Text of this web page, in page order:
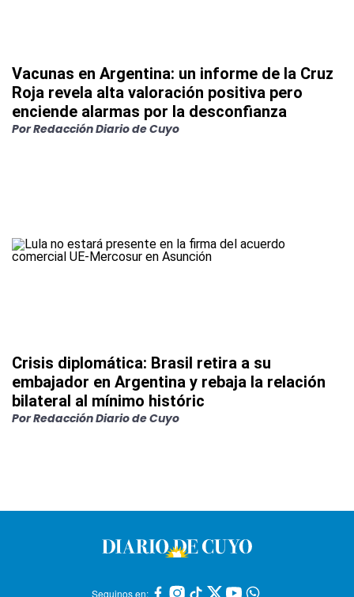
Vacunas en Argentina: un informe de la Cruz
Roja revela alta valoración positiva pero
enciende alarmas por la desconfianza
PorRedacción Diario de Cuyo
Crisis diplomática: Brasil retira a su
embajador en Argentina y rebaja la relación
bilateral al mínimo históric
PorRedacción Diario de Cuyo
Seguinos en: